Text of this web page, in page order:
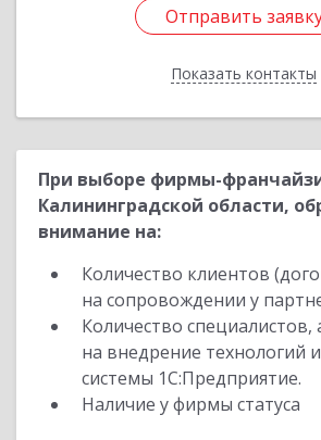
Отправить
Показать контакты
Отправить
Назад
При выборе фирмы-
Калининградской области,
внимание на:
Количество клиентов
на сопровождении у
Количество специалистов,
на внедрение технологий
системы 1С:Предприятие.
Наличие у фирмы статуса